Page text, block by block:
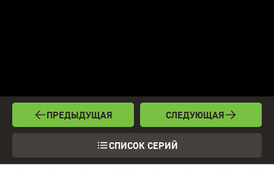
ПРЕДЫДУЩАЯ
СПИСОК СЕРИЙ
СЛЕДУЮЩАЯ